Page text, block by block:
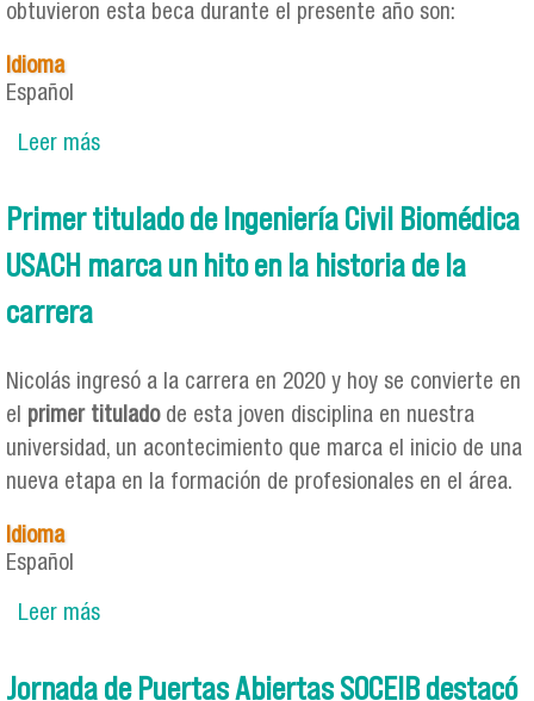
obtuvieron esta beca durante el presente año son:
Idioma
Español
Leer mássobre Estudiantes de Ingeniería Civil Biomédica
desarrollar investigación
Primer titulado de Ingeniería Civil Biomédica
USACH marca un hito en la historia de la
carrera
Nicolás ingresó a la carrera en 2020 y hoy se convierte en
el primer tituladode esta joven disciplina en nuestra
universidad, un acontecimiento que marca el inicio de una
nueva etapa en la formación de profesionales en el área.
Idioma
Español
Leer mássobre Primer titulado de Ingeniería Civil
de la carrera
Jornada de Puertas Abiertas SOCEIB destacó